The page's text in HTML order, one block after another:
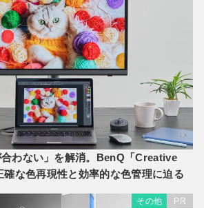
わない」を解消。BenQ「Creative
な色再現性と効率的な色管理に迫る
その他 PR